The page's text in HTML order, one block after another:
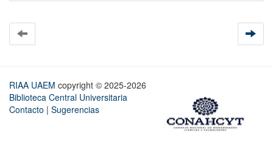
RIAA UAEM copyright © 2025-2026
Biblioteca Central Universitaria
Contacto | Sugerencias